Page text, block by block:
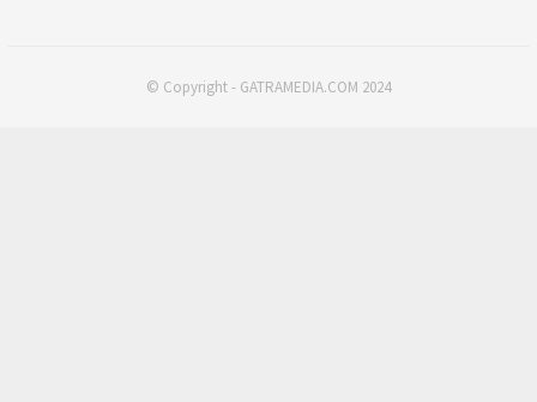
© Copyright - GATRAMEDIA.COM 2024